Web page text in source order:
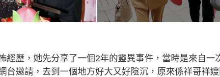
經歷，她先分享了一個2年的靈異事件，當時是來自一
台邀請，去到一個地方好大又好陰沉，原來係祥哥祥